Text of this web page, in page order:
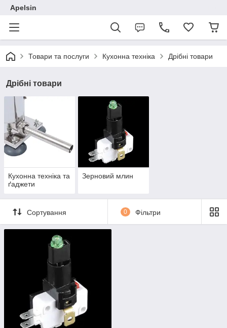
Apelsin
Товари та послуги Кухонна техніка Дрібні товари
Дрібні товари
Кухонна техніка та
ґаджети
Зерновий млин
Сортування 0 Фільтри